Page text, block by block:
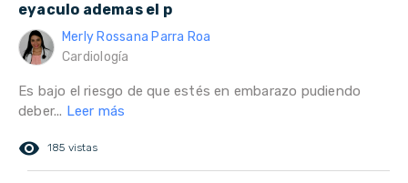
eyaculo ademas el p
Merly Rossana Parra Roa
Cardiología
Es bajo el riesgo de que estés en embarazo pudiendo
deber... Leer más
remove_red_eye 185 vistas